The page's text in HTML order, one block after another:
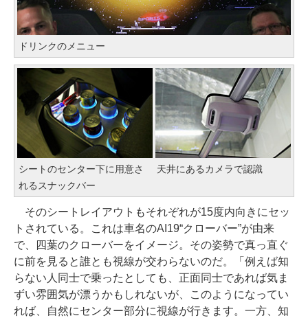
ドリンクのメニュー
シートのセンター下に用意さ
れるスナックバー
天井にあるカメラで認識
そのシートレイアウトもそれぞれが15度内向きにセッ
トされている。これは車名のAI19“クローバー”が由来
で、四葉のクローバーをイメージ。その姿勢で真っ直ぐ
に前を見ると誰とも視線が交わらないのだ。「例えば知
らない人同士で乗ったとしても、正面同士であれば気ま
ずい雰囲気が漂うかもしれないが、このようになってい
れば、自然にセンター部分に視線が行きます。一方、知